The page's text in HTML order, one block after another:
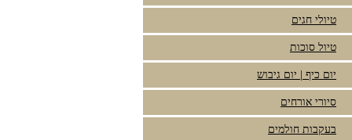
טיולי חגים
טיול סוכות
יום כיף | יום גיבוש
סיורי אורחים
בעקבות חולמים